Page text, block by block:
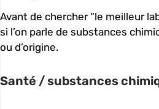
Avant de chercher “le meilleur
si l’on parle de substances
ou d’origine.
Santé / substances